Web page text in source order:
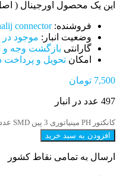
این یک محصول اورجینال (
فروشنده:connector
وضعیت انبار: موجود در
گارانتی بازگشت وجه و
امکان تحویل و پرداخت
7,500 تومان
497 عدد در انبار
کانکتور PH مینیاتوری 3 پین SMD عدد
افزودن به سبد خرید
ارسال به تمامی نقاط کشور